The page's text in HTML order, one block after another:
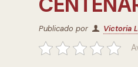
Publicado por Victoria